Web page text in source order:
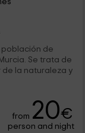
población de
Se trata de
de la naturaleza y
from 20€
person and night